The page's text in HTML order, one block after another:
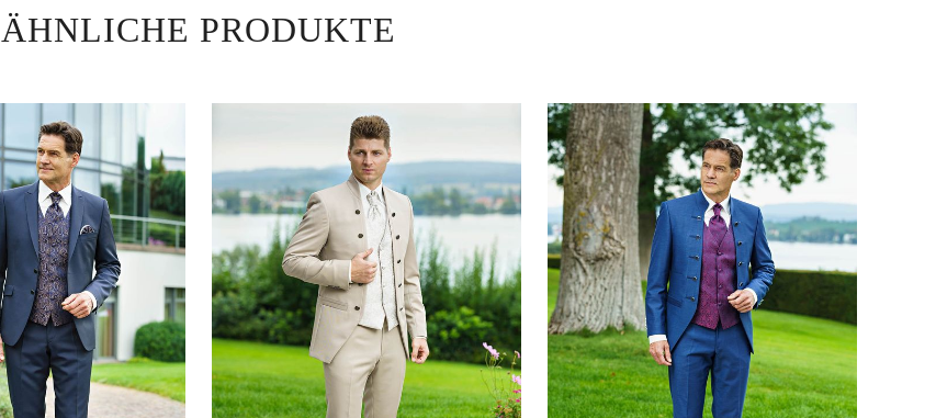
AUF DEN MERKZETTEL
ÄHNLICHE PRODUKTE